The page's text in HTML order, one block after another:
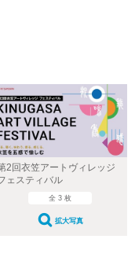
2回衣笠アートヴィレッジ
ェスティバル
全 3 枚
拡大写真